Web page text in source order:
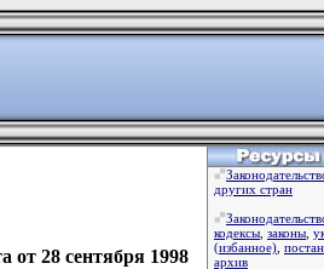
от 28 сентября 1998
других стран
кодексы законы
(избанное)
архив